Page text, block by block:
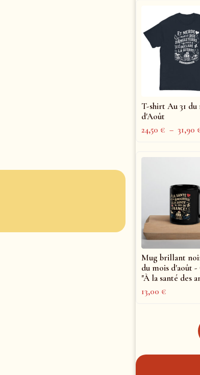
T-shirt Au 31 du
d'Août
24,50€ – 31,90
Mug brillant
du mois d'août
"À la santé des
13,00€